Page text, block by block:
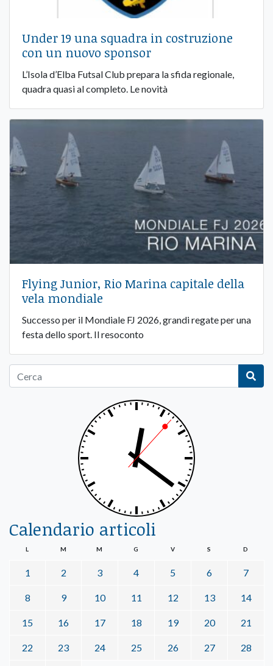
Under 19 una squadra in costruzione
con un nuovo sponsor
L’Isola d’Elba Futsal Club prepara la sfida regionale,
quadra quasi al completo. Le novità
Flying Junior, Rio Marina capitale della
vela mondiale
Successo per il Mondiale FJ 2026, grandi regate per una
festa dello sport. Il resoconto
Calendario articoli
L M M G V S D
1 2 3 4 5 6 7
8 9 10 11 12 13 14
15 16 17 18 19 20 21
22 23 24 25 26 27 28